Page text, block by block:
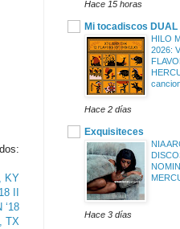
KY
II
‘18
TX
Hace 15 horas
Mi tocadiscos DUAL
HILO
2026:
Hace 2 días
Exquisiteces
NIA
Hace 3 días